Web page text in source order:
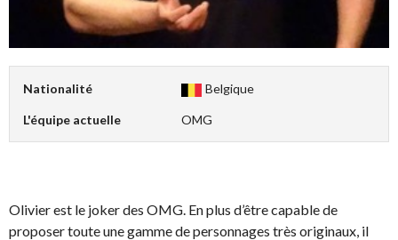
Nationalité Belgique
L'équipe actuelle OMG
Olivier est le joker des OMG. En plus d’être capable de
proposer toute une gamme de personnages très originaux, il